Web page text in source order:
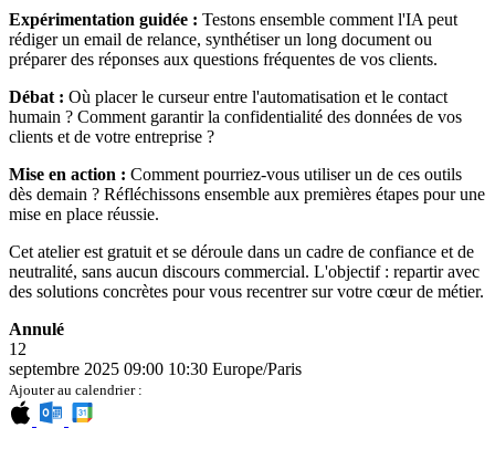
Expérimentation guidée : Testons ensemble comment l'IA peut
rédiger un email de relance, synthétiser un long document ou
préparer des réponses aux questions fréquentes de vos clients.
Débat : Où placer le curseur entre l'automatisation et le contact
humain ? Comment garantir la confidentialité des données de vos
clients et de votre entreprise ?
Mise en action : Comment pourriez-vous utiliser un de ces outils
dès demain ? Réfléchissons ensemble aux premières étapes pour une
mise en place réussie.
Cet atelier est gratuit et se déroule dans un cadre de confiance et de
neutralité, sans aucun discours commercial. L'objectif : repartir avec
des solutions concrètes pour vous recentrer sur votre cœur de métier.
Annulé
12
septembre 2025 09:00 10:30 Europe/Paris
Ajouter au calendrier :